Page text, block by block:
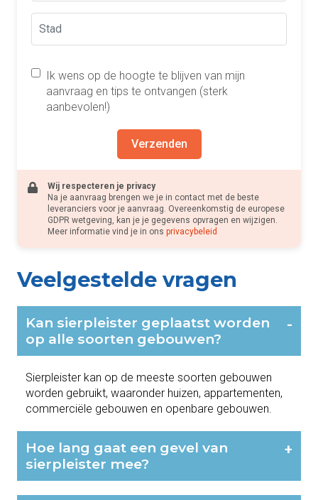
Ik wens op de hoogte te blijven van mijn
aanvraag en tips te ontvangen (sterk
aanbevolen!)
Verzenden
Wij respecteren je privacy
Na je aanvraag brengen we je in contact met de beste
leveranciers voor je aanvraag. Overeenkomstig de europese
GDPR wetgeving, kan je je gegevens opvragen en wijzigen.
Meer informatie vind je in ons privacybeleid
Veelgestelde vragen
Kan sierpleister geplaatst worden
op alle soorten gebouwen?
-
Sierpleister kan op de meeste soorten gebouwen
worden gebruikt, waaronder huizen, appartementen,
commerciële gebouwen en openbare gebouwen.
Hoe lang gaat een gevel van
sierpleister mee?
+